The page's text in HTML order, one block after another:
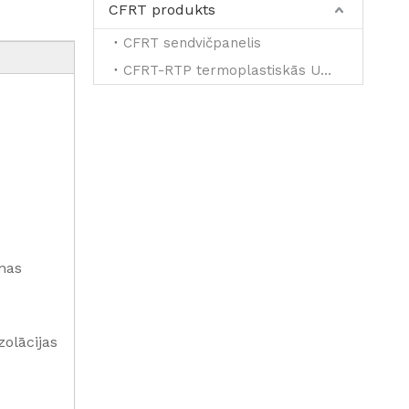
CFRT produkts
CFRT sendvičpanelis
CFRT-RTP termoplastiskās UD lentes pastiprinātai